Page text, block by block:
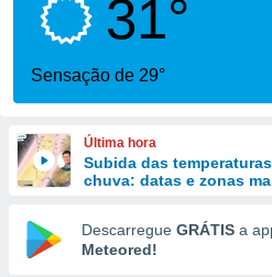
fornecidas
a este
das
e
forma
digital
31°
Sensação de 29°
Última hora
Subida das
chuva: datas e zonas
Descarregue GRÁTIS a
Meteored!